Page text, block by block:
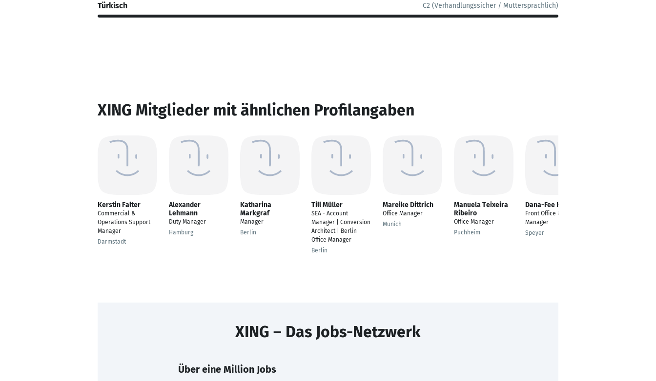
Türkisch C2 (Verhandlungssicher / Muttersprachlich)
XING Mitglieder mit ähnlichen Profilangaben
Kerstin Falter
Commercial &
Operations Support
Manager
Darmstadt
Alexander
Lehmann
Duty Manager
Hamburg
Katharina
Markgraf
Manager
Berlin
Till Müller
SEA - Account
Manager | Conversion
Architect | Berlin
Office Manager
Berlin
Mareike Dittrich
Office Manager
Munich
Manuela Teixeira
Ribeiro
Office Manager
Puchheim
Dana-Fee Heruth
Front Office & Sales
Manager
Speyer
XING – Das Jobs-Netzwerk
Über eine Million Jobs